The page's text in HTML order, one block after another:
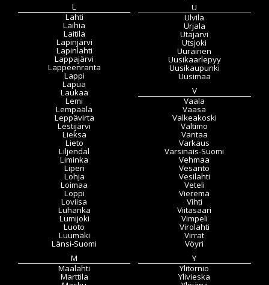
L
Lahti
Laihia
Laitila
Lapinjärvi
Lapinlahti
Lappajärvi
Lappeenranta
Lappi
Lapua
Laukaa
Lemi
Lempäälä
Leppävirta
Lestijärvi
Lieksa
Lieto
Liljendal
Liminka
Liperi
Lohja
Loimaa
Loppi
Loviisa
Luhanka
Lumijoki
Luoto
Luumäki
Länsi-Suomi
M
Maalahti
Marttila
U
Ulvila
Urjala
Utajärvi
Utsjoki
Uurainen
Uusikaarlepyy
Uusikaupunki
Uusimaa
V
Vaala
Vaasa
Valkeakoski
Valtimo
Vantaa
Varkaus
Varsinais-Suomi
Vehmaa
Vesanto
Vesilahti
Veteli
Vieremä
Vihti
Viitasaari
Vimpeli
Virolahti
Virrat
Vöyri
Y
Ylitornio
Ylivieska